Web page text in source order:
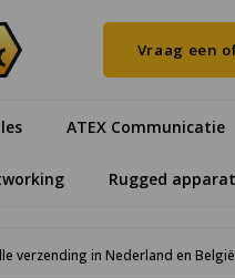
Vraag een
ATEX Communicatie
Rugged
verzending in Nederland en België